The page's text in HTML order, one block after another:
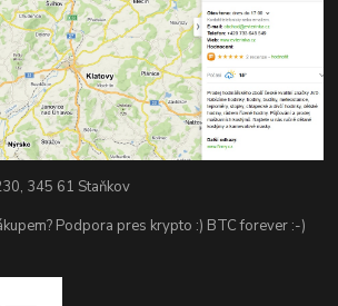
345 61 Staňkov
Podpora pres krypto :) BTC forever :-)